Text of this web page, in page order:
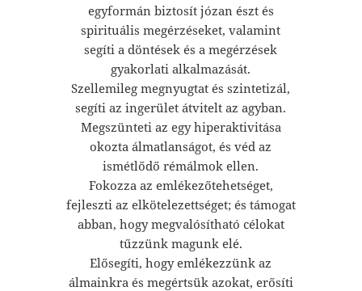
egyformán biztosít józan észt és
spirituális megérzéseket, valamint
segíti a döntések és a megérzések
gyakorlati alkalmazását.
Szellemileg megnyugtat és szintetizál,
segíti az ingerület átvitelt az agyban.
Megszünteti az egy hiperaktivitása
okozta álmatlanságot, és véd az
ismétlődő rémálmok ellen.
Fokozza az emlékezőtehetséget,
fejleszti az elkötelezettséget; és támogat
abban, hogy megvalósítható célokat
tűzzünk magunk elé.
Elősegíti, hogy emlékezzünk az
álmainkra és megértsük azokat, erősíti